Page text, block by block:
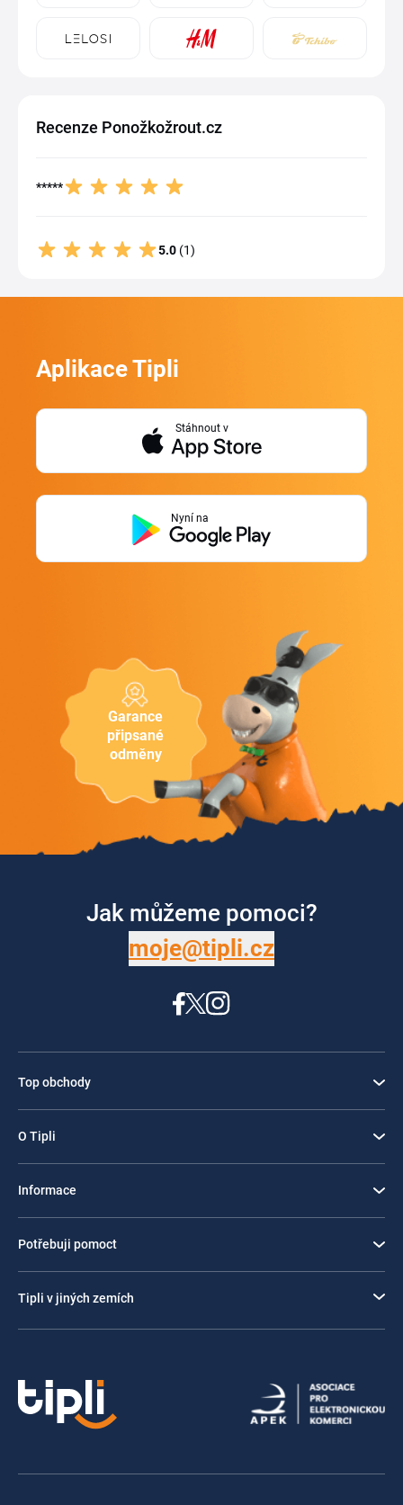
Recenze Ponožkožrout.cz
*****
5.0 (1)
Garance
připsané
odměny
Aplikace Tipli
Stáhnout v
Nyní na
Jak můžeme pomoci?
moje@tipli.cz
Top obchody
O Tipli
Informace
Potřebuji pomoct
Tipli v jiných zemích